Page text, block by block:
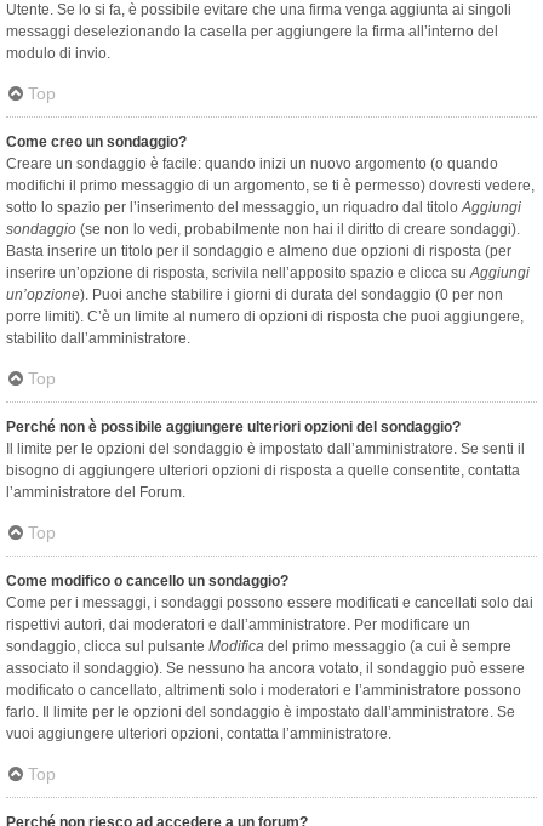
Utente. Se lo si fa, è possibile evitare che una firma venga aggiunta ai singoli
messaggi deselezionando la casella per aggiungere la firma all’interno del
modulo di invio.
Top
Come creo un sondaggio?
Creare un sondaggio è facile: quando inizi un nuovo argomento (o quando
modifichi il primo messaggio di un argomento, se ti è permesso) dovresti vedere,
sotto lo spazio per l’inserimento del messaggio, un riquadro dal titoloAggiungi
sondaggio (se non lo vedi, probabilmente non hai il diritto di creare sondaggi).
Basta inserire un titolo per il sondaggio e almeno due opzioni di risposta (per
inserire un’opzione di risposta, scrivila nell’apposito spazio e clicca suAggiungi
un’opzione). Puoi anche stabilire i giorni di durata del sondaggio (0 per non
porre limiti). C’è un limite al numero di opzioni di risposta che puoi aggiungere,
stabilito dall’amministratore.
Top
Perché non è possibile aggiungere ulteriori opzioni del sondaggio?
Il limite per le opzioni del sondaggio è impostato dall’amministratore. Se senti il
bisogno di aggiungere ulteriori opzioni di risposta a quelle consentite, contatta
l’amministratore del Forum.
Top
Come modifico o cancello un sondaggio?
Come per i messaggi, i sondaggi possono essere modificati e cancellati solo dai
rispettivi autori, dai moderatori e dall’amministratore. Per modificare un
sondaggio, clicca sul pulsante Modifica del primo messaggio (a cui è sempre
associato il sondaggio). Se nessuno ha ancora votato, il sondaggio può essere
modificato o cancellato, altrimenti solo i moderatori e l’amministratore possono
farlo. Il limite per le opzioni del sondaggio è impostato dall’amministratore. Se
vuoi aggiungere ulteriori opzioni, contatta l’amministratore.
Top
Perché non riesco ad accedere a un forum?